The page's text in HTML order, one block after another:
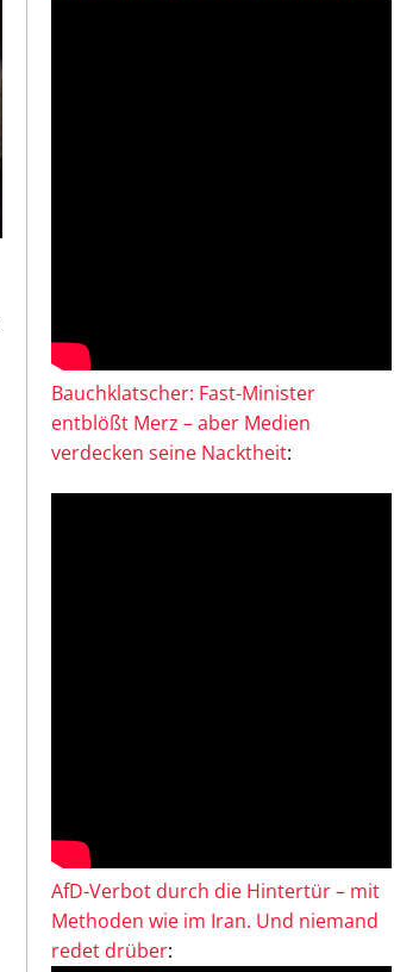
Bauchklatscher: Fast-Minister
entblößt Merz – aber Medien
verdecken seine Nacktheit:
AfD-Verbot durch die Hintertür – mit
Methoden wie im Iran. Und niemand
redet drüber: